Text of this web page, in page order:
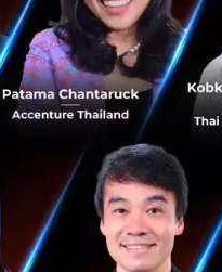
ธนาคารแห่งประเทศไ
ารกำกับดูแลหลายเรื่องเ
ธนาคารพาณิชย์อยู่ระหว่
วณผลกระทบที่จะเกิดขึ้น
ยดในสถานการณ์ต่างๆ